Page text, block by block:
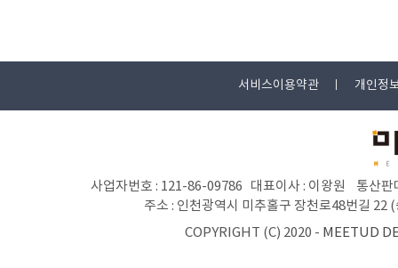
서비스이용약관 개인정
사업자번호 : 121-86-09786 대표이사 : 이왕원 통산
주소 : 인천광역시 미추홀구 장천로48번길
COPYRIGHT (C) 2020 - MEETUD